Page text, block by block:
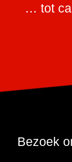
… tot
Bezoek